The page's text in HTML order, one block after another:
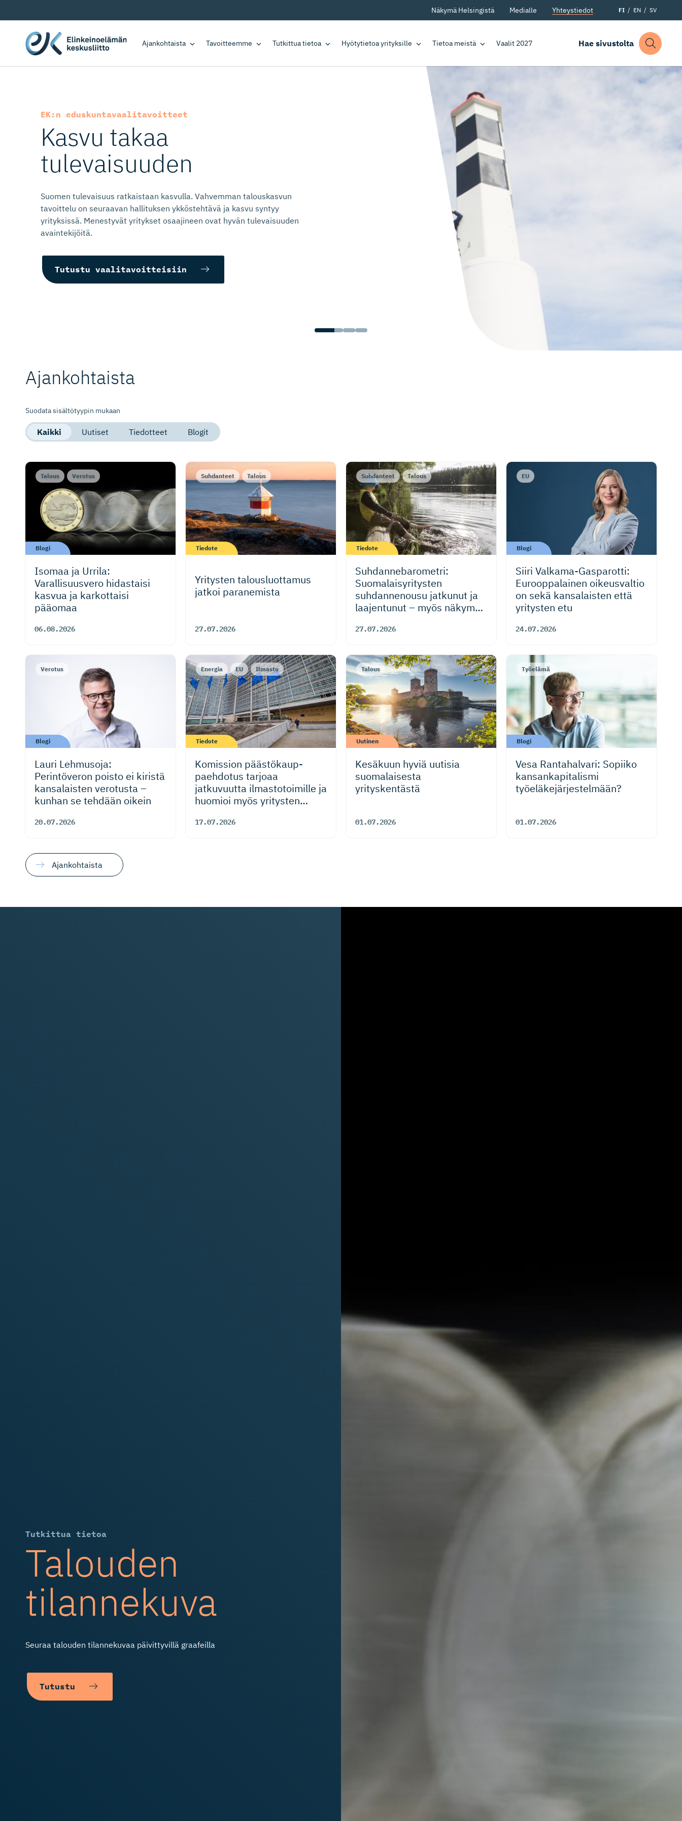
Näkymä Helsingistä Medialle Yhteystiedot FI EN SV
Ajankohtaista Tavoitteemme Tutkittua tietoa Hyötytietoa yrityksille Tietoa meistä Vaalit 2027 Hae sivustolta
EK:n eduskunta­vaa­li­ta­voitteet
Kasvu takaa
tulevaisuuden
Suomen tulevaisuus ratkaistaan kasvulla. Vahvemman talouskasvun
tavoittelu on seuraavan hallituksen ykköstehtävä ja kasvu syntyy
yrityksissä. Menestyvät yritykset osaajineen ovat hyvän tulevaisuuden
avaintekijöitä.
Tutustu vaalitavoitteisiin
Lue lisää
, Suomen yrittäjät, Keskuskauppakamari, Perheyritysten liitto ja työ- ja
Ajankohtaista
Suodata sisältötyypin mukaan
Kaikki Uutiset Tiedotteet Blogit
Blogi
Isomaa ja Urrila:
Varallisuusvero hidastaisi
kasvua ja karkottaisi
pääomaa
06.08.2026
Talous Verotus
Tiedote
Yritysten talousluottamus
jatkoi paranemista
27.07.2026
Suhdanteet Talous
Tiedote
Suhdanneba­ro­metri:
Suomalaisy­ri­tysten
suhdannenousu jatkunut ja
laajentunut – myös näkymät
talouden riskeistä
27.07.2026
Suhdanteet Talous
Blogi
Siiri Valkama-Gas­pa­rotti:
Eurooppalainen oikeusvaltio
on sekä kansalaisten että
yritysten etu
24.07.2026
EU
Blogi
Lauri Lehmusoja:
Perintöveron poisto ei kiristä
kansalaisten verotusta –
kunhan se tehdään oikein
20.07.2026
Verotus
Tiedote
Komission päästökaup­
paehdotus tarjoaa
jatkuvuutta ilmastotoimille ja
huomioi myös yritysten
17.07.2026
Energia EU Ilmasto
Uutinen
Kesäkuun hyviä uutisia
suomalaisesta
yrityskentästä
01.07.2026
Talous
Blogi
Vesa Rantahalvari: Sopiiko
kansankapi­talismi
työeläkejär­jes­telmään?
01.07.2026
Työelämä
Ajankohtaista
Tutkittua tietoa
Talouden
tilannekuva
Seuraa talouden tilannekuvaa päivittyvillä graafeilla
Tutustu